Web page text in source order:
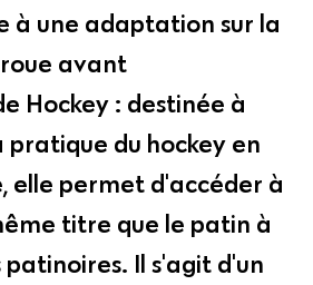
à une adaptation sur la
roue avant
Hockey : destinée à
pratique du hockey en
elle permet d'accéder à
titre que le patin à
patinoires. Il s'agit d'un